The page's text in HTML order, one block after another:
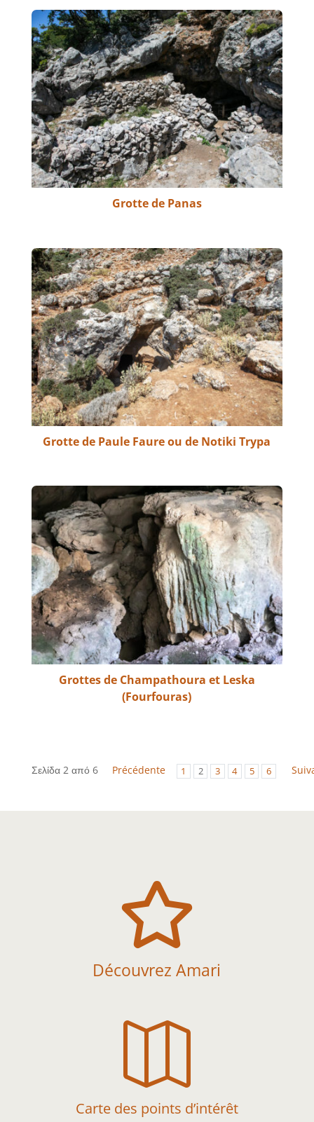
Grotte de Panas
Grotte de Paule Faure ou de Notiki Trypa
Grottes de Champathoura et Leska
(Fourfouras)
Σελίδα 2 από 6 Précédente 1 2 3 4 5 6

Découvrez Amari

Carte des points d’intérêt